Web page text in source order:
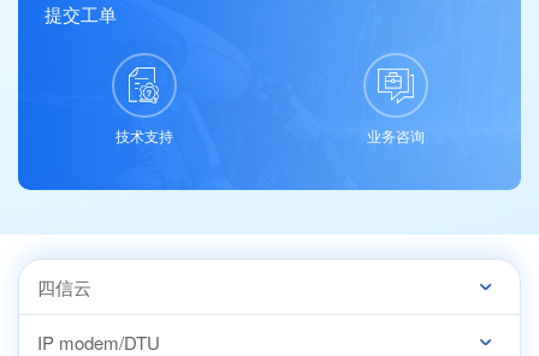
提交工单
技术支持 业务咨询
四信云
IP modem/DTU